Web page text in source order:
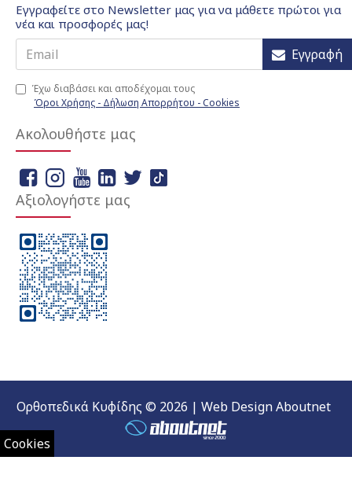
Cookies
Εγγραφείτε στο Newsletter μας για να μάθετε πρώτοι για
νέα και προσφορές μας!
Εγγραφή
Έχω διαβάσει και αποδέχομαι τους
Όροι Χρήσης - Δήλωση Απορρήτου - Cookies
Ακολουθήστε μας
Αξιολογήστε μας
Ορθοπεδικά Κυφίδης © 2026 | Web Design Aboutnet